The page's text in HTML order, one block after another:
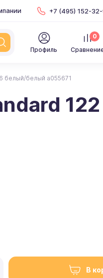
+7 (495) 152-
Профиль
0
белый/белый a055671
122
В